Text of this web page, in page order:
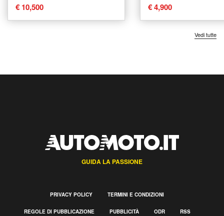
€ 10,500 € 4,900
Vedi tutte
GUIDA LA PASSIONE
PRIVACY POLICY TERMINI E CONDIZIONI
REGOLE DI PUBBLICAZIONE PUBBLICITÀ ODR RSS